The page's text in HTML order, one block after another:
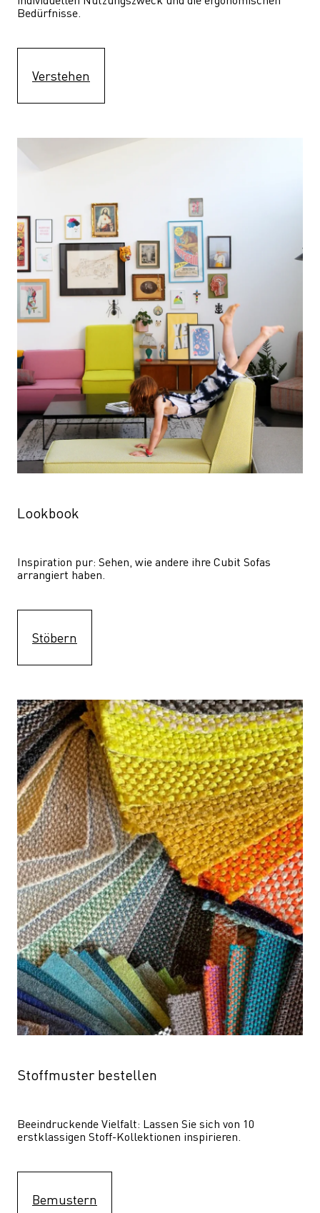
Bedürfnisse.
Verstehen
Lookbook
Inspiration pur: Sehen, wie andere ihre Cubit Sofas
arrangiert haben.
Stöbern
Stoffmuster bestellen
Beeindruckende Vielfalt: Lassen Sie sich von 10
erstklassigen Stoff-Kollektionen inspirieren.
Bemustern